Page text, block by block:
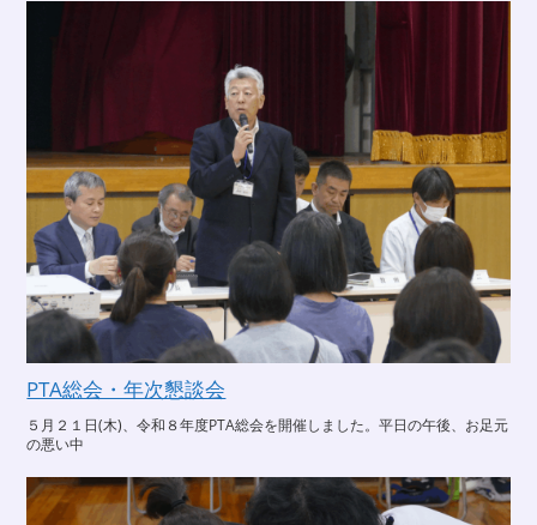
PTA総会・年次懇談会
５月２１日(木)、令和８年度PTA総会を開催しました。平日の午後、お足元
の悪い中